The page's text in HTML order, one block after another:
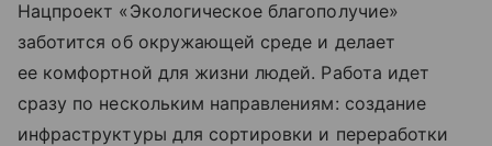
Нацпроект «Экологическое благополучие»
заботится об окружающей среде и делает
ее комфортной для жизни людей. Работа идет
сразу по нескольким направлениям: создание
инфраструктуры для сортировки и переработки